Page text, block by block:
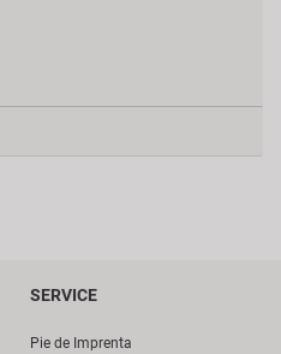
SERVICE
Pie de Imprenta